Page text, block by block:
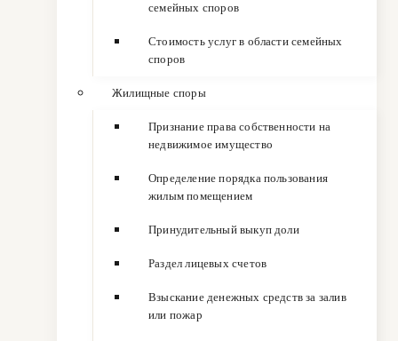
семейных споров
Стоимость услуг в области семейных
споров
Жилищные споры
Признание права собственности на
недвижимое имущество
Определение порядка пользования
жилым помещением
Принудительный выкуп доли
Раздел лицевых счетов
Взыскание денежных средств за залив
или пожар